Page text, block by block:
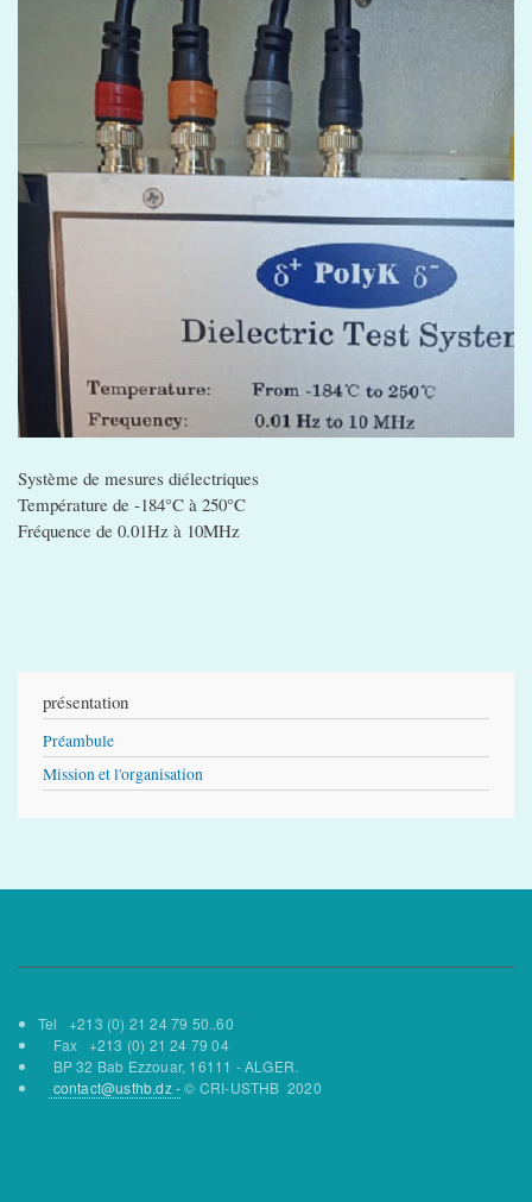
Système de mesures diélectriques
Température de -184°C à 250°C
Fréquence de 0.01Hz à 10MHz
présentation
Préambule
Mission et l'organisation
Tel +213 (0) 21 24 79 50..60
Fax +213 (0) 21 24 79 04
BP 32 Bab Ezzouar, 16111 - ALGER.
contact@usthb.dz -© CRI-USTHB 2020